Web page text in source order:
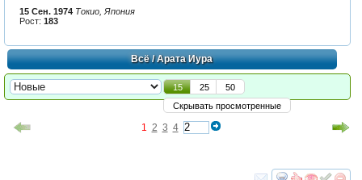
15 Сен. 1974 Токио, Япония
Рост: 183
Всё/ Арата Иура
15 25
50
Скрывать просмотренные
1 2 3 4